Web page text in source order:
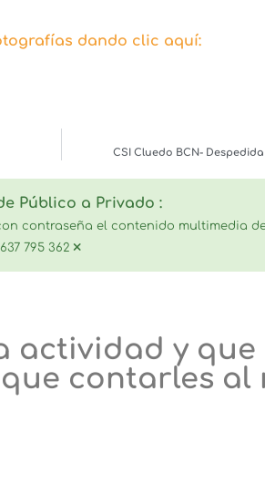
dando clic aquí:
CSI Cluedo BCN- Despedida
Público a Privado :
contraseña el contenido multimedia
795 362 ×
actividad y que
contarles al